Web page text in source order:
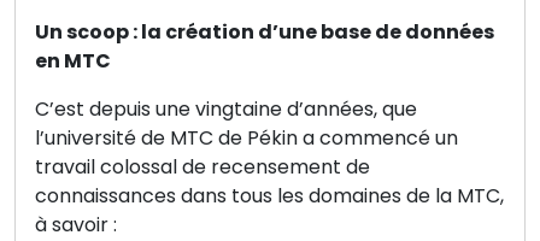
Un scoop : la création d’une base de données
en MTC
C’est depuis une vingtaine d’années, que
l’université de MTC de Pékin a commencé un
travail colossal de recensement de
connaissances dans tous les domaines de la MTC,
à savoir :